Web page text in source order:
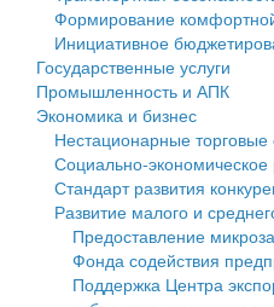
Государственные услуги
Промышленность и АПК
Экономика и бизнес
Символика
Устав
Гостям округа
Туризм
Культура
Образование
муниципального округа
Администрация Кашинского
Тверской области
Управление сельскими
Открытые данные
Работа с обращениями
Финансовое управление
Бюджет для граждан
Имущество
Выявление
объектов недвижимости
Имущественная
Формирование
Инициативное
Государственные услуги
Промышленность и АПК
Экономика и бизнес
Нестационарные торговые
Социально-экономическое
Стандарт развития
Развитие малого и
Предоставление
Фонда содействия
Поддержка Центра